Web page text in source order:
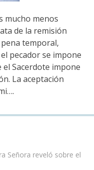
mucho menos
de la remisión
temporal,
pecador se impone
Sacerdote impone
La aceptación
Señora reveló sobre el